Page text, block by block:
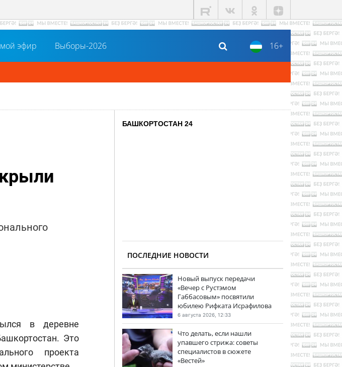
16+
эфир Выборы-2026
в деревне
Это
проекта
БАШКОРТОСТАН 24
ПОСЛЕДНИЕ НОВОСТИ
Новый выпуск передачи
«Вечер с Рустэмом
Габбасовым» посвятили
юбилею Рифката Исрафилова
6 августа 2026, 12:33
Что делать, если нашли
упавшего стрижа: советы
специалистов в сюжете
«Вестей»